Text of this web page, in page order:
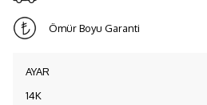
Ömür Boyu Garanti
AYAR
14K